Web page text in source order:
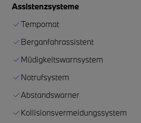
Assistenzsysteme
Tempomat
Berganfahrassistent
Müdigkeitswarnsystem
Notrufsystem
Abstandswarner
Kollisionsvermeidungssystem